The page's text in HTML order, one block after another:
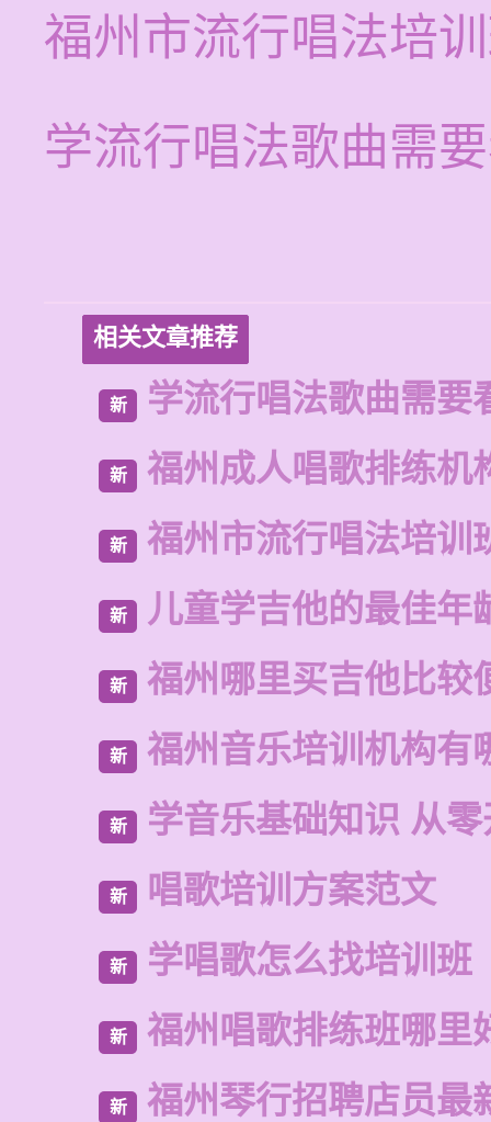
福州市流行唱法培
学流行唱法歌曲需
相关文章推荐
新 学流行唱法歌曲需要
新 福州成人唱歌排练机
新 福州市流行唱法培训
新 儿童学吉他的最佳年
新 福州哪里买吉他比较
新 福州音乐培训机构有
新 学音乐基础知识 从
新 唱歌培训方案范文
新 学唱歌怎么找培训班
新 福州唱歌排练班哪里
新 福州琴行招聘店员最